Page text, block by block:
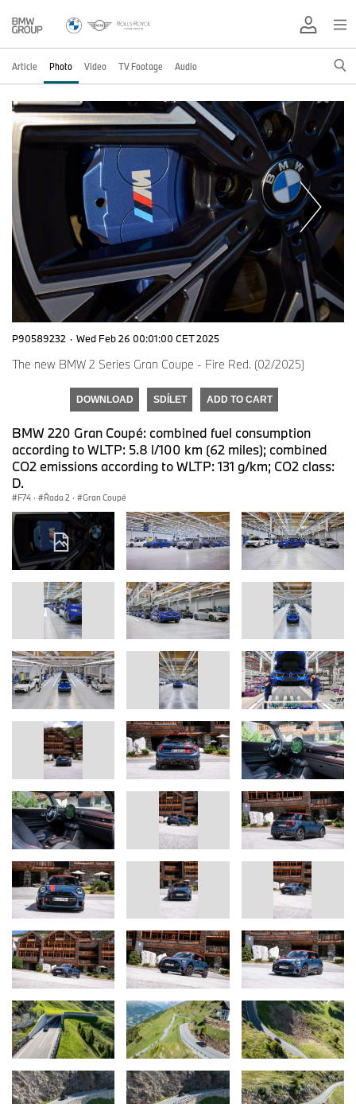
Article Photo Video TV Footage Audio
P90589232 · Wed Feb 26 00:01:00 CET 2025
The new BMW 2 Series Gran Coupe - Fire Red. (02/2025)
DOWNLOAD SDÍLET ADD TO CART
BMW 220 Gran Coupé: combined fuel consumption
according to WLTP: 5.8 l/100 km (62 miles); combined
CO2 emissions according to WLTP: 131 g/km; CO2 class:
D.
F74 · Řada 2 · Gran Coupé